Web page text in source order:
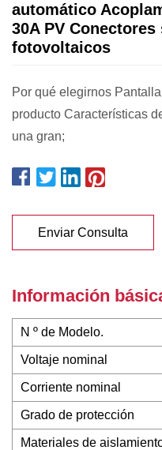
automático
30A PV
fotovoltaicos
Por qué elegirnos
producto Características
una gran;
Enviar Consulta
Información
N º de Modelo.
Voltaje nominal
Corriente nominal
Grado de protección
Materiales de